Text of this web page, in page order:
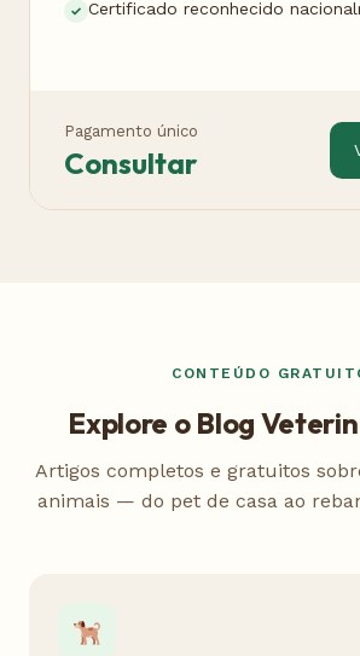
Certificado reconhecido
Pagamento único
Consultar
CONTEÚDO
Explore o Blog
Artigos completos e gratuitos
animais — do pet de casa ao